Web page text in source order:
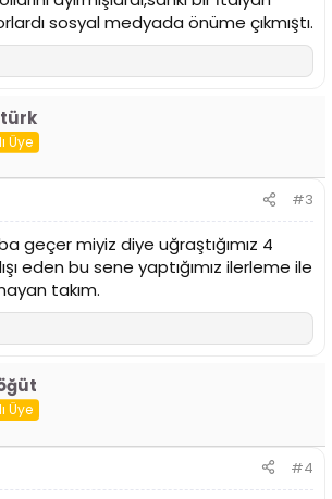
sosyal medyada önüme çıkmıştı.
Üye
#3
geçer miyiz diye uğraştığımız 4
eden bu sene yaptığımız ilerleme ile
takım.
Üye
#4